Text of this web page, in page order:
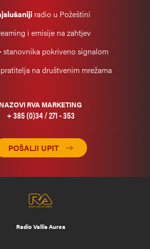
radio u Požeštini
i emisije na zahtjev
stanovnika pokriveno signalom
pratitelja na društvenim mrežama
NAZOVI RVA MARKETING
+ 385 (0)34 / 271 - 353
POŠALJI UPIT
Radio Vallis Aurea